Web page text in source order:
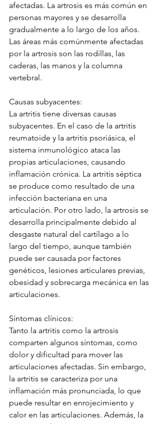
afectadas. La artrosis es más común en
personas mayores y se desarrolla
gradualmente a lo largo de los años.
Las áreas más comúnmente afectadas
por la artrosis son las rodillas, las
caderas, las manos y la columna
vertebral.
Causas subyacentes:
La artritis tiene diversas causas
subyacentes. En el caso de la artritis
reumatoide y la artritis psoriásica, el
sistema inmunológico ataca las
propias articulaciones, causando
inflamación crónica. La artritis séptica
se produce como resultado de una
infección bacteriana en una
articulación. Por otro lado, la artrosis se
desarrolla principalmente debido al
desgaste natural del cartílago a lo
largo del tiempo, aunque también
puede ser causada por factores
genéticos, lesiones articulares previas,
obesidad y sobrecarga mecánica en las
articulaciones.
Síntomas clínicos:
Tanto la artritis como la artrosis
comparten algunos síntomas, como
dolor y dificultad para mover las
articulaciones afectadas. Sin embargo,
la artritis se caracteriza por una
inflamación más pronunciada, lo que
puede resultar en enrojecimiento y
calor en las articulaciones. Además, la